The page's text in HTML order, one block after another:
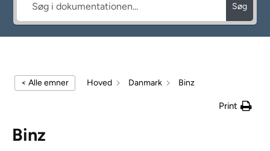
Søg
< Alle emner Hoved Danmark Binz
Print
Binz